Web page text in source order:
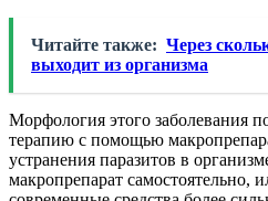
Читайте также: Через
выходит из организма
Морфология этого заболевания
терапию с помощью
устранения паразитов в
макропрепарат самостоятельно,